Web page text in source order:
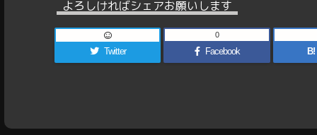
よろしければシェアお願いします
Twitter Facebook
0
B!